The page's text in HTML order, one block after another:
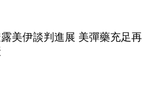
美伊談判進展 美彈藥充足再